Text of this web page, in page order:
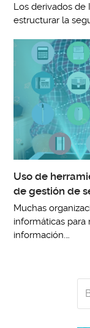
Los derivados de
estructurar la
Uso de
de gestión de
Muchas
informáticas
información.…